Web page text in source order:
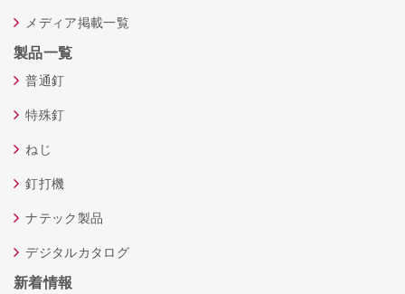
メディア掲載一覧
製品一覧
普通釘
特殊釘
ねじ
釘打機
ナテック製品
デジタルカタログ
新着情報